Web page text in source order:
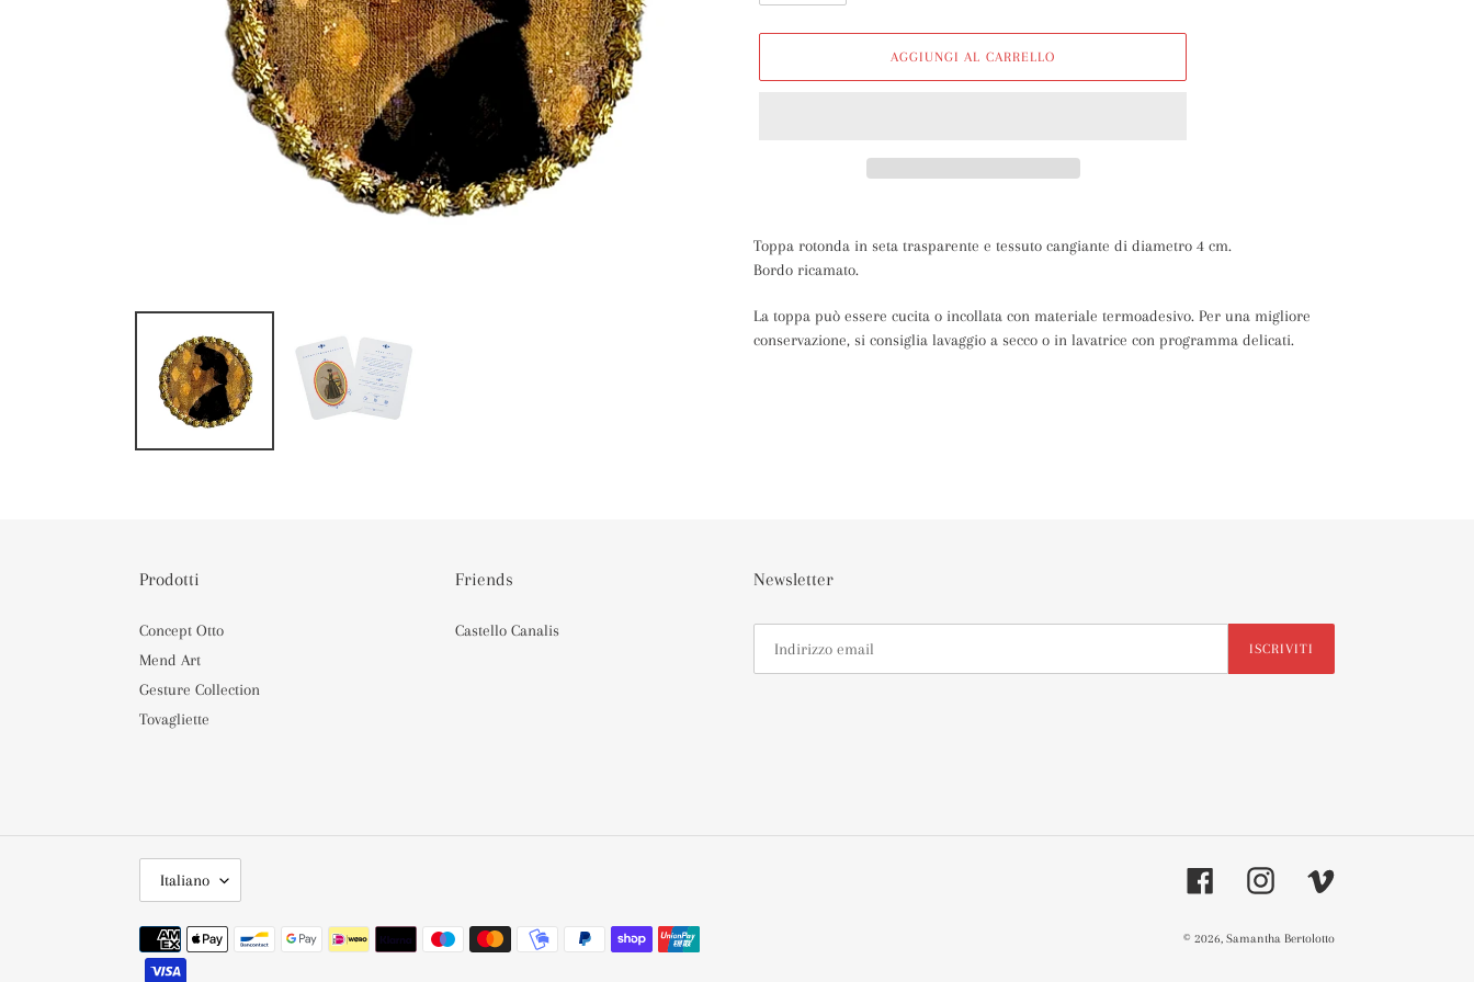
AGGIUNGI AL CARRELLO
del
prodotto
carrello
Toppa rotonda in seta trasparente e tessuto cangiante di diametro 4 cm.
Bordo ricamato.
La toppa può essere cucita o incollata con materiale termoadesivo. Per una migliore
conservazione, si consiglia lavaggio a secco o in lavatrice con programma delicati.
Prodotti
Concept Otto
Mend Art
Gesture Collection
Tovagliette
Friends
Castello Canalis
Newsletter
ISCRIVITI
I
N
G
U
Italiano FacebookInstagramVimeo
Metodi
di
© 2026, Samantha Bertolotto